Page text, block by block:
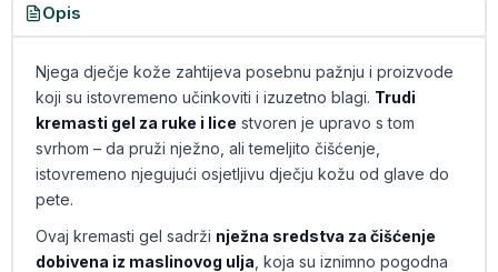
Opis
Njega dječje kože zahtijeva posebnu pažnju i proizvode
koji su istovremeno učinkoviti i izuzetno blagi. Trudi
kremasti gel za ruke i lice stvoren je upravo s tom
svrhom – da pruži nježno, ali temeljito čišćenje,
istovremeno njegujući osjetljivu dječju kožu od glave do
pete.
Ovaj kremasti gel sadrži nježna sredstva za čišćenje
dobivena iz maslinovog ulja , koja su iznimno pogodna